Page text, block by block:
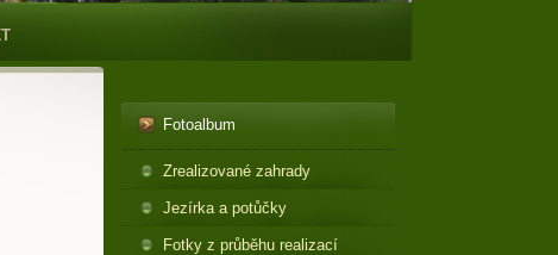
Fotoalbum
Zrealizované zahrady
Jezírka a potůčky
Fotky z průběhu realizací